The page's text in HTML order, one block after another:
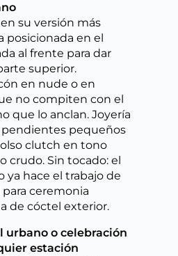
en su versión más
posicionada en el
al frente para dar
superior.
en nude o en
no compiten con el
que lo anclan. Joyería
pendientes pequeños
clutch en tono
crudo. Sin tocado: el
ya hace el trabajo de
ceremonia
de cóctel exterior.
urbano o celebración
estación